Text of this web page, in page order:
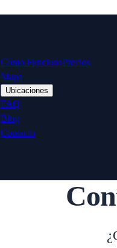
Cómo FuncionaPrecios
Mapa
Ubicaciones
FAQ
Blog
Contacto